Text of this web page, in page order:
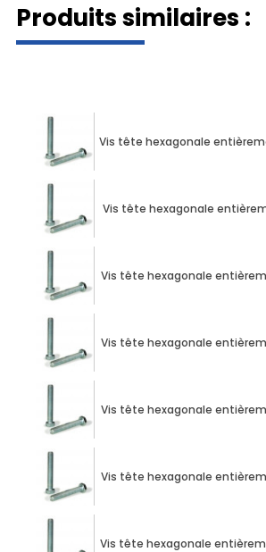
Produits similaires :
Vis tête hexagonale
Vis tête hexagonale
Vis tête hexagonale
Vis tête hexagonale
Vis tête hexagonale
Vis tête hexagonale
Vis tête hexagonale